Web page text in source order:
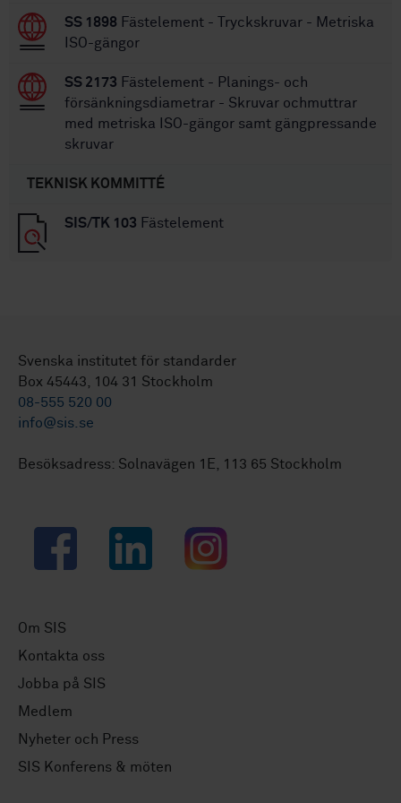
SS 1898 Fästelement - Tryckskruvar - Metriska
ISO-gängor
SS 2173 Fästelement - Planings- och
försänkningsdiametrar - Skruvar ochmuttrar
med metriska ISO-gängor samt gängpressande
skruvar
TEKNISK KOMMITTÉ
SIS/TK 103 Fästelement
Svenska institutet för standarder
Box 45443, 104 31 Stockholm
08-555 520 00
info@sis.se
Besöksadress: Solnavägen 1E, 113 65 Stockholm
Facebook LinkedIn Instagram
Om SIS
Kontakta oss
Jobba på SIS
Medlem
Nyheter och Press
SIS Konferens & möten